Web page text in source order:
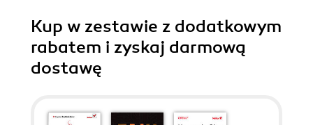
Kup w zestawie z dodatkowym
rabatem i zyskaj darmową
dostawę